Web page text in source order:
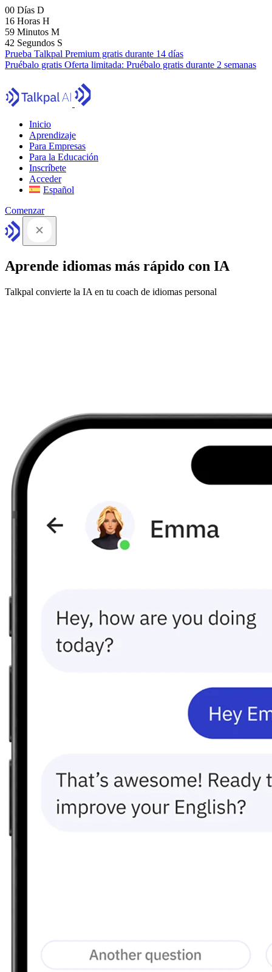
00 Días D
16 Horas H
59 Minutos M
41 Segundos S
Prueba Talkpal Premium gratis durante 14 días
Pruébalo gratis Oferta limitada: Pruébalo gratis durante 2 semanas
Inicio
Aprendizaje
Para Empresas
Para la Educación
Inscríbete
Acceder
Español
Comenzar
Aprende idiomas más rápido con IA
Talkpal convierte la IA en tu coach de idiomas personal